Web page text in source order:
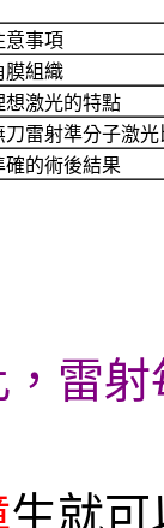
意事項
膜組織
想激光的特點
刀雷射準分子激光
確的術後結果
雷
生就